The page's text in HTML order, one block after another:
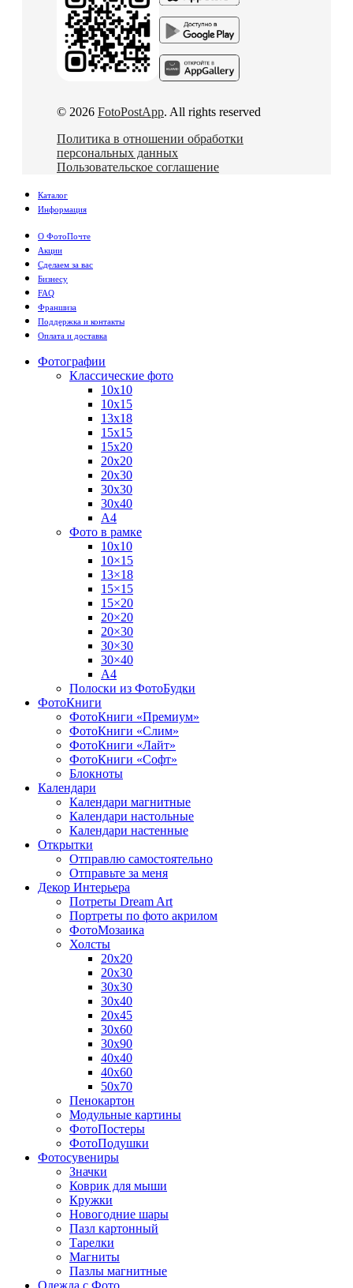
© 2026 FotoPostApp. All rights reserved
Политика в отношении обработки
персональных данных
Пользовательское соглашение
Каталог
Информация
О ФотоПочте
Акции
Сделаем за вас
Бизнесу
FAQ
Франшиза
Поддержка и контакты
Оплата и доставка
Фотографии
Классические фото
10х10
10х15
13х18
15х15
15х20
20х20
20х30
30х30
30х40
А4
Фото в рамке
10х10
10×15
13×18
15×15
15×20
20×20
20×30
30×30
30×40
A4
Полоски из ФотоБудки
ФотоКниги
ФотоКниги «Премиум»
ФотоКниги «Слим»
ФотоКниги «Лайт»
ФотоКниги «Софт»
Блокноты
Календари
Календари магнитные
Календари настольные
Календари настенные
Открытки
Отправлю самостоятельно
Отправьте за меня
Декор Интерьера
Потреты Dream Art
Портреты по фото акрилом
ФотоМозаика
Холсты
20х20
20х30
30х30
30х40
20х45
30х60
30х90
40х40
40х60
50х70
Пенокартон
Модульные картины
ФотоПостеры
ФотоПодушки
Фотоcувениры
Значки
Коврик для мыши
Кружки
Новогодние шары
Пазл картонный
Тарелки
Магниты
Пазлы магнитные
Одежда с Фото